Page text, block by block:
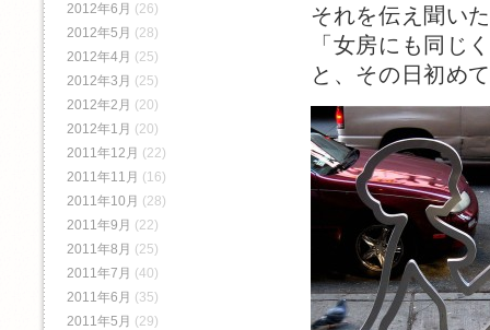
それを伝え聞い
「女房にも同じ
と、その日初め
2012年6月 (26)
2012年5月 (28)
2012年4月 (25)
2012年3月 (25)
2012年2月 (20)
2012年1月 (20)
2011年12月 (22)
2011年11月 (16)
2011年10月 (28)
2011年9月 (22)
2011年8月 (25)
2011年7月 (40)
2011年6月 (35)
2011年5月 (29)